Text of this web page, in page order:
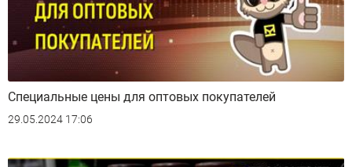
Специальные цены для оптовых покупателей
29.05.2024 17:06